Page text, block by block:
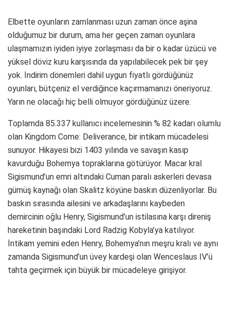
Elbette oyunların zamlanması uzun zaman önce aşina
olduğumuz bir durum, ama her geçen zaman oyunlara
ulaşmamızın iyiden iyiye zorlaşması da bir o kadar üzücü ve
yüksel döviz kuru karşısında da yapılabilecek pek bir şey
yok. İndirim dönemleri dahil uygun fiyatlı gördüğünüz
oyunları, bütçeniz el verdiğince kaçırmamanızı öneriyoruz.
Yarın ne olacağı hiç belli olmuyor gördüğünüz üzere.
Toplamda 85.337 kullanıcı incelemesinin % 82 kadarı olumlu
olan Kingdom Come: Deliverance, bir intikam mücadelesi
sunuyor. Hikayesi bizi 1403 yılında ve savaşın kasıp
kavurduğu Bohemya topraklarına götürüyor. Macar kral
Sigismund’un emri altındaki Cuman paralı askerleri devasa
gümüş kaynağı olan Skalitz köyüne baskın düzenliyorlar. Bu
baskın sırasında ailesini ve arkadaşlarını kaybeden
demircinin oğlu Henry, Sigismund’un istilasına karşı direniş
hareketinin başındaki Lord Radzig Kobyla’ya katılıyor.
İntikam yemini eden Henry, Bohemya’nın meşru kralı ve aynı
zamanda Sigismund’un üvey kardeşi olan Wenceslaus IV’ü
tahta geçirmek için büyük bir mücadeleye girişiyor.